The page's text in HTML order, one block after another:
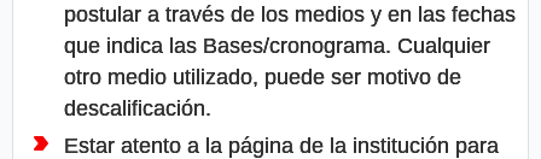
postular a través de los medios y en las fechas
que indica las Bases/cronograma. Cualquier
otro medio utilizado, puede ser motivo de
descalificación.
Estar atento a la página de la institución para